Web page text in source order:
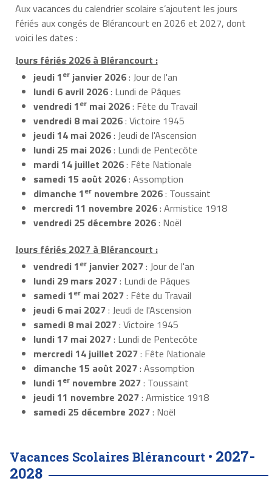
Aux vacances du calendrier scolaire s’ajoutent les jours
fériés aux congés de Blérancourt en 2026 et 2027, dont
voici les dates :
Jours fériés 2026 à Blérancourt :
jeudi 1er janvier 2026: Jour de l'an
lundi 6 avril 2026: Lundi de Pâques
vendredi 1er mai 2026: Fête du Travail
vendredi 8 mai 2026: Victoire 1945
jeudi 14 mai 2026: Jeudi de l'Ascension
lundi 25 mai 2026: Lundi de Pentecôte
mardi 14 juillet 2026: Fête Nationale
samedi 15 août 2026: Assomption
dimanche 1er novembre 2026: Toussaint
mercredi 11 novembre 2026: Armistice 1918
vendredi 25 décembre 2026: Noël
Jours fériés 2027 à Blérancourt :
vendredi 1er janvier 2027: Jour de l'an
lundi 29 mars 2027: Lundi de Pâques
samedi 1er mai 2027: Fête du Travail
jeudi 6 mai 2027: Jeudi de l'Ascension
samedi 8 mai 2027: Victoire 1945
lundi 17 mai 2027: Lundi de Pentecôte
mercredi 14 juillet 2027: Fête Nationale
dimanche 15 août 2027: Assomption
lundi 1er novembre 2027: Toussaint
jeudi 11 novembre 2027: Armistice 1918
samedi 25 décembre 2027: Noël
Vacances Scolaires Blérancourt • 2027-
2028